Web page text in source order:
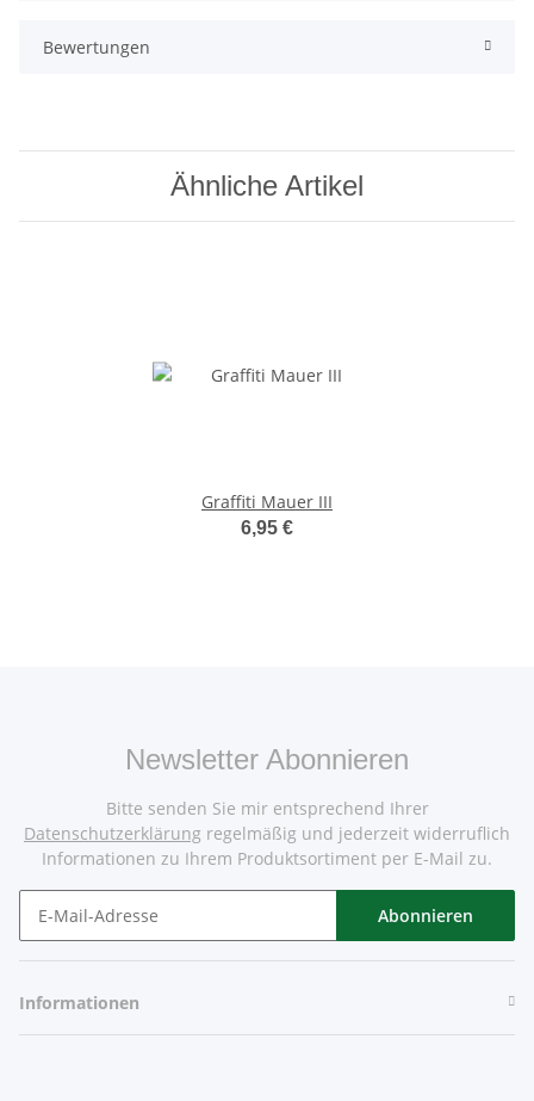
Bewertungen
Ähnliche Artikel
Graffiti Mauer III
6,95 €
Newsletter Abonnieren
Bitte senden Sie mir entsprechend Ihrer
Datenschutzerklärung regelmäßig und jederzeit widerruflich
Informationen zu Ihrem Produktsortiment per E-Mail zu.
Abonnieren
Informationen